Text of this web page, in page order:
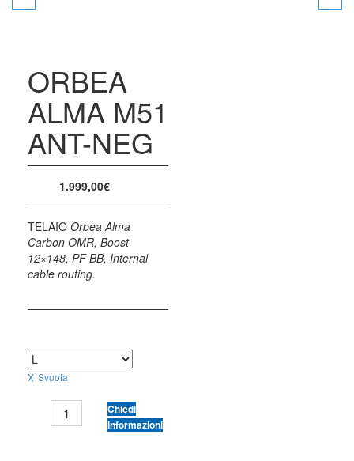
ORBEA
ALMA M51
ANT-NEG
1.999,00€
TELAIO Orbea Alma
Carbon OMR, Boost
12×148, PF BB, Internal
cable routing.
Svuota
ORBEA
ALMA
Chiedi
Informazioni